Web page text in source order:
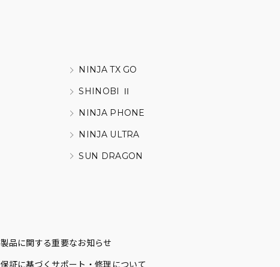
NINJA TX GO
SHINOBI Ⅱ
NINJA PHONE
NINJA ULTRA
SUN DRAGON
製品に関する重要なお知らせ